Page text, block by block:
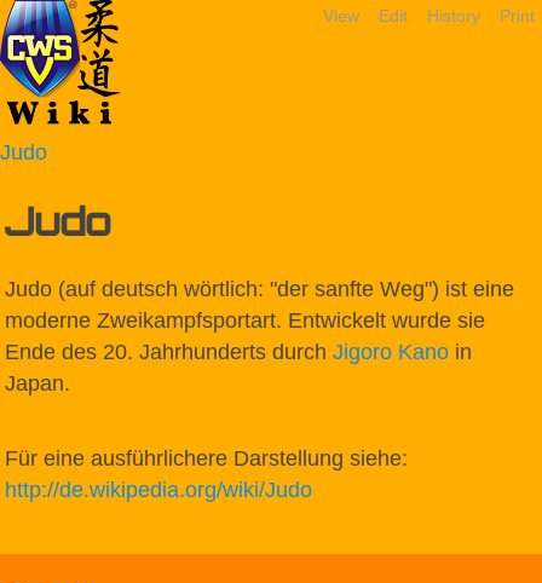
View Edit History Print
Judo
Judo
Judo (auf deutsch wörtlich: "der sanfte Weg") ist eine
moderne Zweikampfsportart. Entwickelt wurde sie
Ende des 20. Jahrhunderts durch Jigoro Kano in
Japan.
Für eine ausführlichere Darstellung siehe:
http://de.wikipedia.org/wiki/Judo